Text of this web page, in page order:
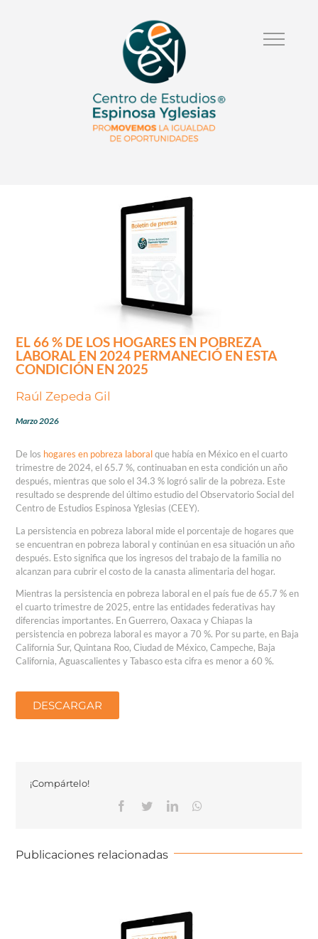
EL 66 % DE LOS HOGARES EN POBREZA
LABORAL EN 2024 PERMANECIÓ EN ESTA
CONDICIÓN EN 2025
Raúl Zepeda Gil
Marzo 2026
De los hogares en pobreza laboralque había en México en el cuarto
trimestre de 2024, el 65.7 %, continuaban en esta condición un año
después, mientras que solo el 34.3 % logró salir de la pobreza. Este
resultado se desprende del último estudio del Observatorio Social del
Centro de Estudios Espinosa Yglesias (CEEY).
La persistencia en pobreza laboral mide el porcentaje de hogares que
se encuentran en pobreza laboral y continúan en esa situación un año
después. Esto significa que los ingresos del trabajo de la familia no
alcanzan para cubrir el costo de la canasta alimentaria del hogar.
Mientras la persistencia en pobreza laboral en el país fue de 65.7 % en
el cuarto trimestre de 2025, entre las entidades federativas hay
diferencias importantes. En Guerrero, Oaxaca y Chiapas la
persistencia en pobreza laboral es mayor a 70 %. Por su parte, en Baja
California Sur, Quintana Roo, Ciudad de México, Campeche, Baja
California, Aguascalientes y Tabasco esta cifra es menor a 60 %.
DESCARGAR
¡Compártelo!
Publicaciones relacionadas